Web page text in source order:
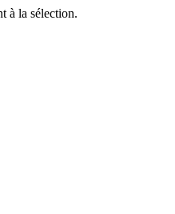
à la sélection.